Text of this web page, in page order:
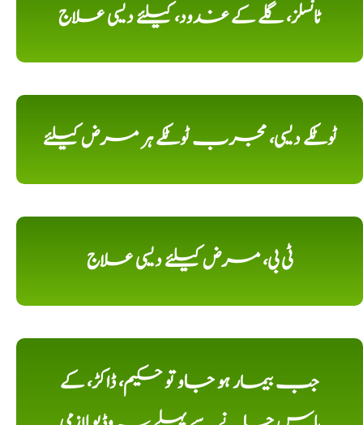
ٹانسلز، گلے کے غدود، کیلئے دیسی علاج
ٹوٹکے دیسی، مجرب ٹوٹکے ہر مرض کیلئے
ٹی بی، مرض کیلئے دیسی علاج
جب بیمار ہو جاو تو حکیم، ڈاکڑ، کے